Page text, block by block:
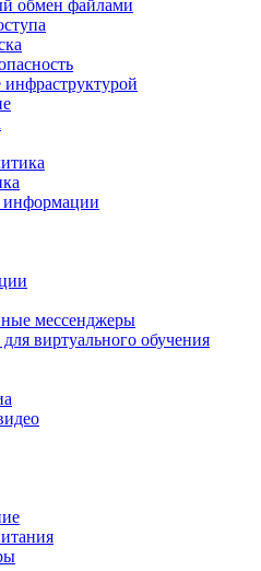
обмен файлами
информации
мессенджеры
виртуального обучения